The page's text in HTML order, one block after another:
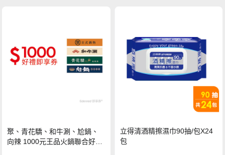
聚、青花驕、和牛涮、尬鍋、
向辣 1000元王品火鍋聯合好禮
立得清酒精擦濕巾90抽/包X24
包